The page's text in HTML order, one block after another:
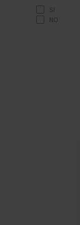
JEAN LEON
MARQUÉS
SI
NO